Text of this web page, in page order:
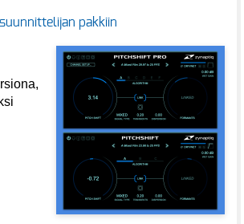
pakkiin